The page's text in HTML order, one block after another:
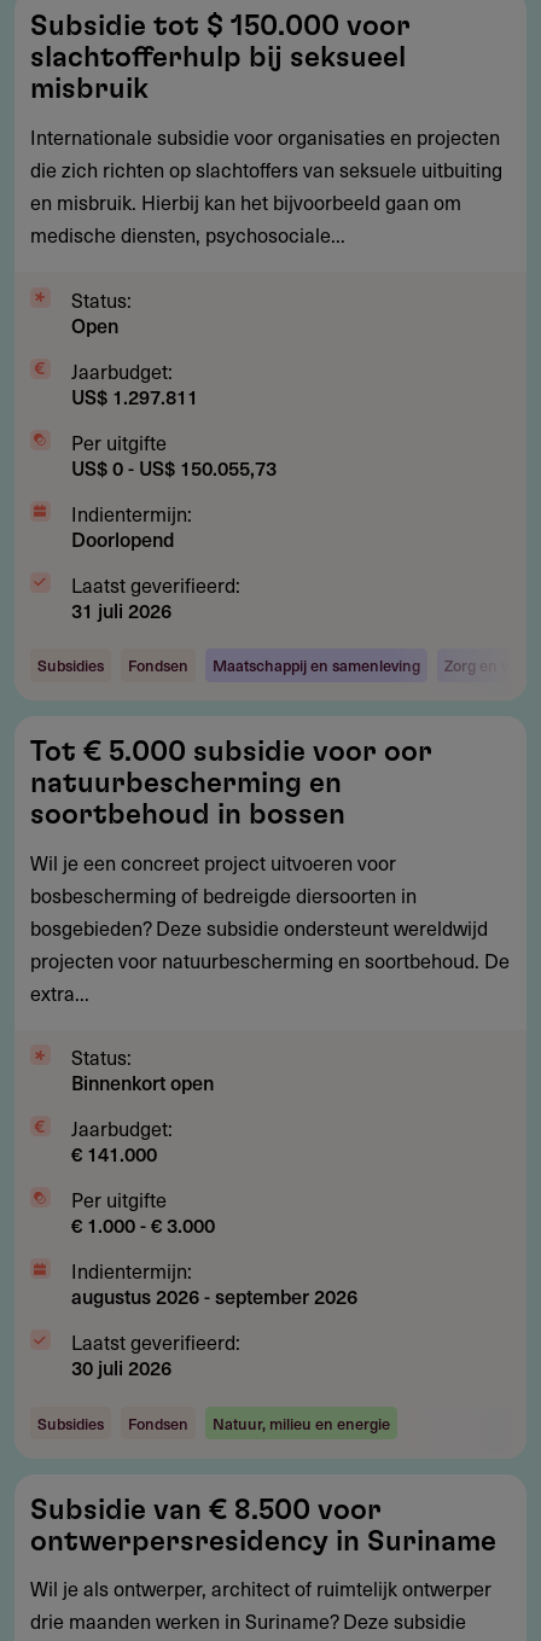
tot
$
150.000
voor
slachtofferhulp
bij
seksueel
Subsidie tot $ 150.000 voor
slachtofferhulp bij seksueel
misbruik
Internationale subsidie voor organisaties en projecten
die zich richten op slachtoffers van seksuele uitbuiting
en misbruik. Hierbij kan het bijvoorbeeld gaan om
medische diensten, psychosociale...
Status:
Open
Jaarbudget:
US$ 1.297.811
Per uitgifte
US$ 0 - US$ 150.055,73
Indientermijn:
Doorlopend
Laatst geverifieerd:
31 juli 2026
Subsidies Fondsen Maatschappij en samenleving Zorg en
€
5.000
subsidie
voor
oor
natuurbescherming
en
soortbehoud
bossen
Tot € 5.000 subsidie voor oor
natuurbescherming en
soortbehoud in bossen
Wil je een concreet project uitvoeren voor
bosbescherming of bedreigde diersoorten in
bosgebieden? Deze subsidie ondersteunt wereldwijd
projecten voor natuurbescherming en soortbehoud. De
extra...
Status:
Binnenkort open
Jaarbudget:
€ 141.000
Per uitgifte
€ 1.000 - € 3.000
Indientermijn:
augustus 2026-september 2026
Laatst geverifieerd:
30 juli 2026
Subsidies Fondsen Natuur, milieu en energie
van
€
8.500
voor
Subsidie van € 8.500 voor
ontwerpersresidency in Suriname
Wil je als ontwerper, architect of ruimtelijk ontwerper
drie maanden werken in Suriname? Deze subsidie